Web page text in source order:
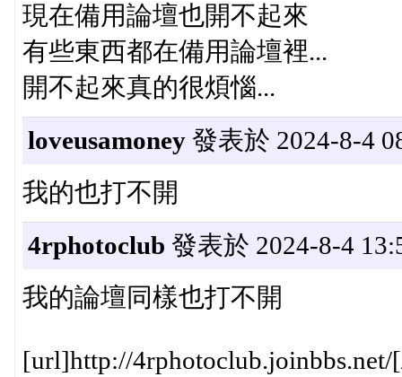
現在備用論壇也開不起來
有些東西都在備用論壇裡...
開不起來真的很煩惱...
loveusamoney發表於 2024-8-4
我的也打不開
4rphotoclub 發表於 2024-8-4
我的論壇同樣也打不開
[url]http://